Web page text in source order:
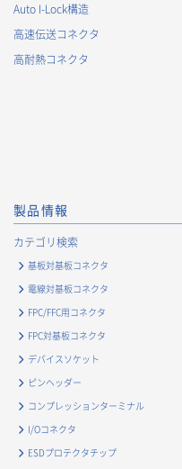
Auto I-Lock構造
高速伝送コネクタ
高耐熱コネクタ
製品情報
カテゴリ検索
基板対基板コネクタ
電線対基板コネクタ
FPC/FFC用コネクタ
FPC対基板コネクタ
デバイスソケット
ピンヘッダー
コンプレッションターミナル
I/Oコネクタ
ESDプロテクタチップ